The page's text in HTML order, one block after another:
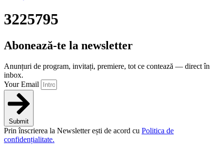
3225795
Abonează-te la newsletter
Anunțuri de program, invitați, premiere, tot ce contează — direct în
inbox.
Your Email
Submit
Prin înscrierea la Newsletter ești de acord cu Politica de
confidențialitate.